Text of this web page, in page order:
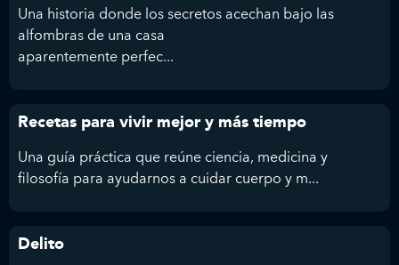
Una historia donde los secretos acechan bajo las
alfombras de una casa
aparentemente perfec...
Recetas para vivir mejor y más tiempo
Una guía práctica que reúne ciencia, medicina y
filosofía para ayudarnos a cuidar cuerpo y m...
Delito